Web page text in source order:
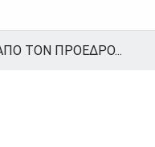
ΤΟΝ ΠΡΟΕΔΡΟ...